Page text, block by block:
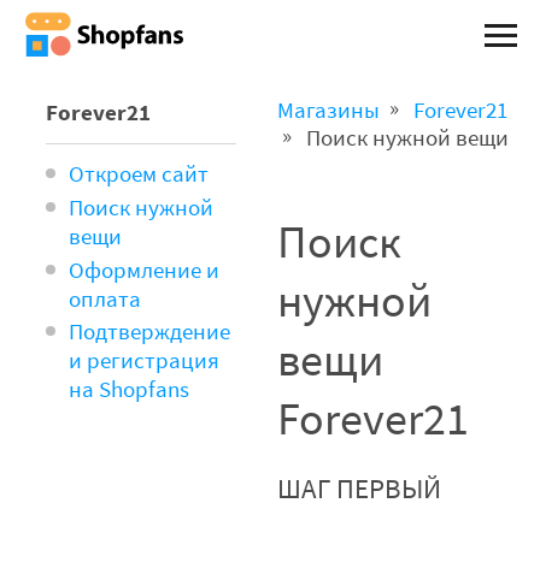
Forever21
Откроем сайт
Поиск нужной
вещи
Оформление и
оплата
Подтверждение
и регистрация
на Shopfans
Магазины
Forever21
Поиск нужной вещи
Поиск
нужной
вещи
Forever21
ШАГ ПЕРВЫЙ